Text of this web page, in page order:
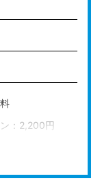
シュレス決済を
すめ／
ら
め／
ら
：2,200円
楽天ペイ ターミナル